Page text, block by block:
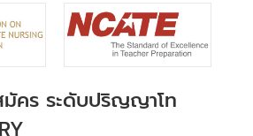
คร ระดับปริญญาโท